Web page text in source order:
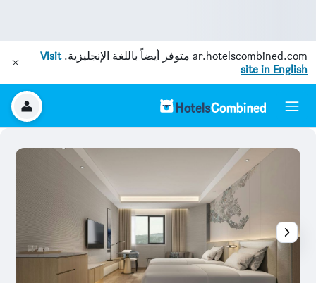
ar.hotelscombined.com متوفر أيضاً باللغة الإنجليزية.Visit
site in English